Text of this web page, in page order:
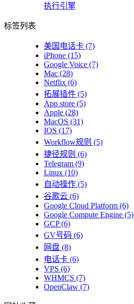
执行引擎
标签列表
美国电话卡 (7)
iPhone (15)
Google Voice (7)
Mac (28)
Netflix (6)
拓展插件 (5)
App store (5)
Apple (28)
MacOS (31)
IOS (17)
Workflow规则 (5)
捷径规则 (6)
Telegram (9)
Linux (10)
自动操作 (5)
谷歌云 (6)
Google Cloud Platform (6)
Google Compute Engine (5)
GCP(6)
GV号码 (6)
网盘 (8)
电话卡 (6)
VPS (6)
WHMCS (7)
OpenClaw (7)